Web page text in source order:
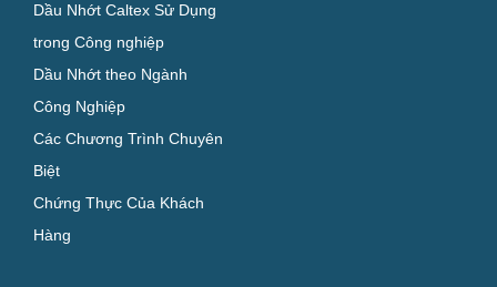
Dầu Nhớt Caltex Sử Dụng
trong Công nghiệp
Dầu Nhớt theo Ngành
Công Nghiệp
Các Chương Trình Chuyên
Biệt
Chứng Thực Của Khách
Hàng